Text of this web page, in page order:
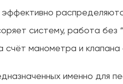
систему, работа без
счёт манометра и
именно для